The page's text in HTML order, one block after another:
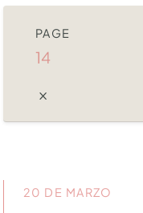
PAGE
14
20 DE MARZO